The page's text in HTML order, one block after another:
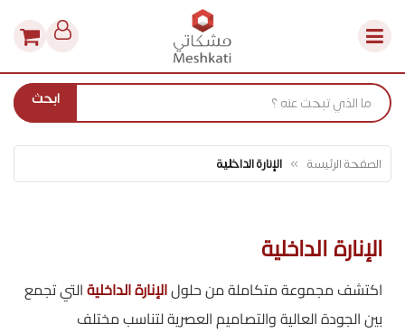
ابحث
الصفحة الرئيسة الإنارة الداخلية
الإنارة الداخلية
اكتشف مجموعة متكاملة من حلولالإنارة الداخليةالتي تجمع
بين الجودة العالية والتصاميم العصرية لتناسب مختلف